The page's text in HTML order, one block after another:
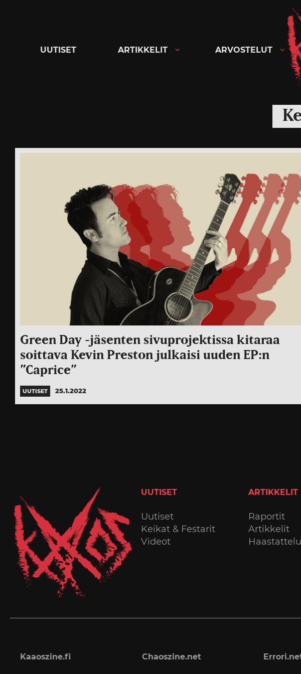
UUTISET ARTIKKELIT ARVOSTELUT
Green Day -jäsenten sivuprojektissa kitaraa
soittava Kevin Preston julkaisi uuden EP:n
”Caprice”
UUTISET 25.1.2022
UUTISET
Uutiset
Keikat & Festarit
Videot
ARTIKKELIT
Raportit
Artikkelit
Kaaoszine.fi Chaoszine.net